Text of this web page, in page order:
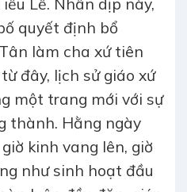
quyết định bổ
làm cha xứ tiên
đây, lịch sử giáo xứ
một trang mới với sự
thành. Hằng ngày
kinh vang lên, giờ
như sinh hoạt đầu